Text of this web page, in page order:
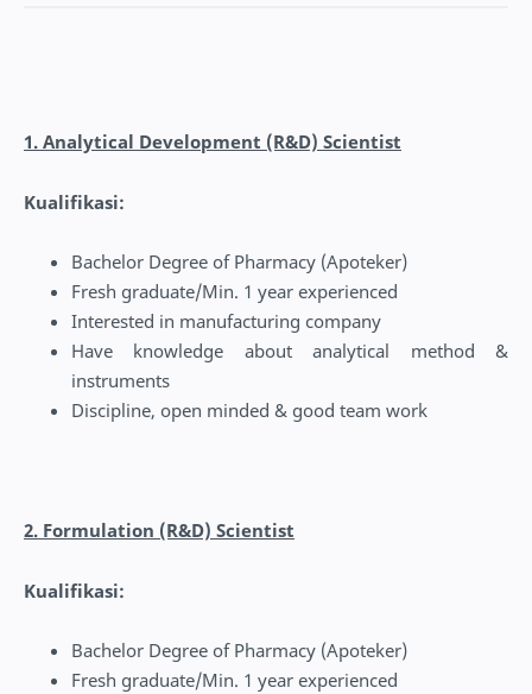
1. Analytical Development (R&D) Scientist
Kualifikasi:
Bachelor Degree of Pharmacy (Apoteker)
Fresh graduate/Min. 1 year experienced
Interested in manufacturing company
Have knowledge about analytical method &
instruments
Discipline, open minded & good team work
2. Formulation (R&D) Scientist
Kualifikasi:
Bachelor Degree of Pharmacy (Apoteker)
Fresh graduate/Min. 1 year experienced